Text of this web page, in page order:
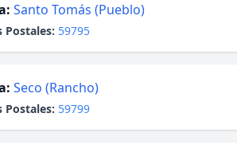
Santo Tomás (Pueblo)
Postales: 59795
Seco (Rancho)
Postales: 59799